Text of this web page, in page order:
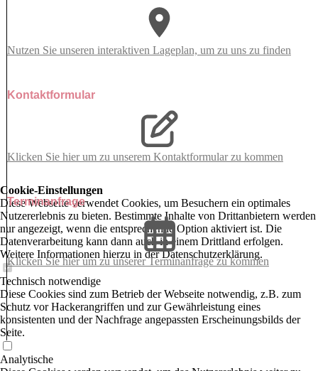
Nutzen Sie unseren interaktiven La­ge­plan, um zu uns zu finden
Kontaktformular
Klicken Sie hier um zu unserem Kon­takt­for­mu­lar zu kommen
Terminanfrage
Klicken Sie hier um zu unserer Terminanfrage zu kommen
Cookie-Einstellungen
Diese Webseite verwendet Cookies, um Besuchern ein optimales
Nutzererlebnis zu bieten. Bestimmte Inhalte von Drittanbietern werden
nur angezeigt, wenn die entsprechende Option aktiviert ist. Die
Datenverarbeitung kann dann auch in einem Drittland erfolgen.
Weitere Informationen hierzu in der Datenschutzerklärung.
Technisch notwendige
Diese Cookies sind zum Betrieb der Webseite notwendig, z.B. zum
Schutz vor Hackerangriffen und zur Gewährleistung eines
konsistenten und der Nachfrage angepassten Erscheinungsbilds der
Seite.
Analytische